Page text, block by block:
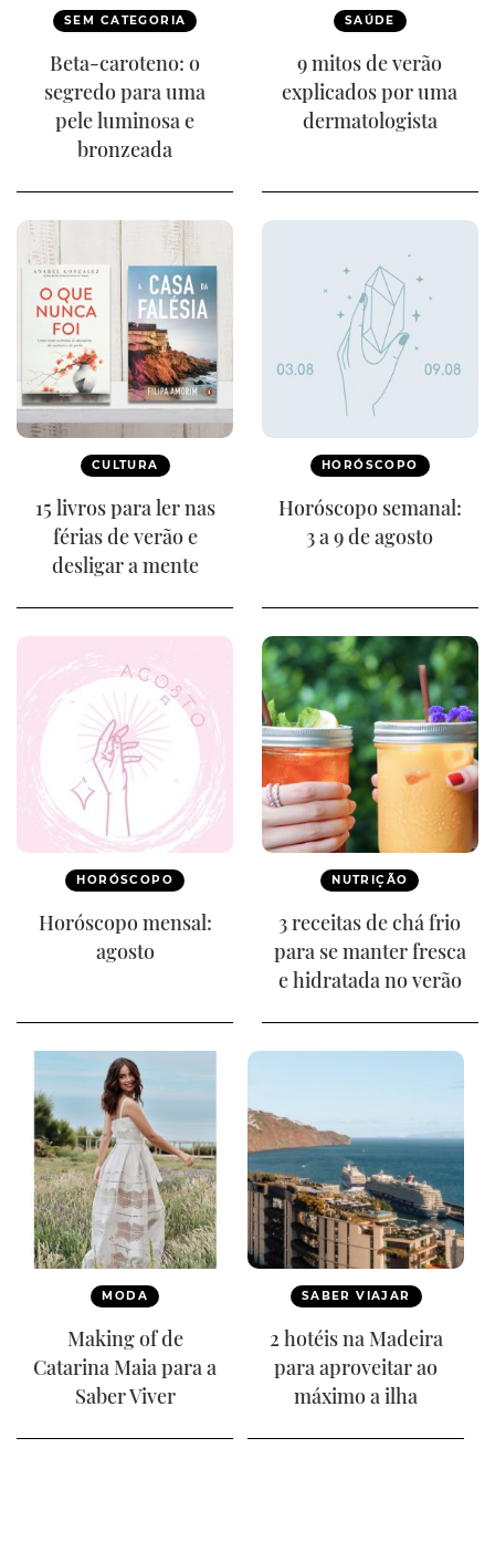
SEM CATEGORIA
Beta-caroteno: o
segredo para uma
pele luminosa e
bronzeada
SAÚDE
9 mitos de verão
explicados por uma
dermatologista
CULTURA
15 livros para ler nas
férias de verão e
desligar a mente
HORÓSCOPO
Horóscopo semanal:
3 a 9 de agosto
HORÓSCOPO
Horóscopo mensal:
agosto
NUTRIÇÃO
3 receitas de chá frio
para se manter fresca
e hidratada no verão
MODA
Making of de
Catarina Maia para a
Saber Viver
SABER VIAJAR
2 hotéis na Madeira
para aproveitar ao
máximo a ilha